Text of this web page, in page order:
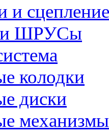
и сцепление
и ШРУСы
колодки
диски
механизмы